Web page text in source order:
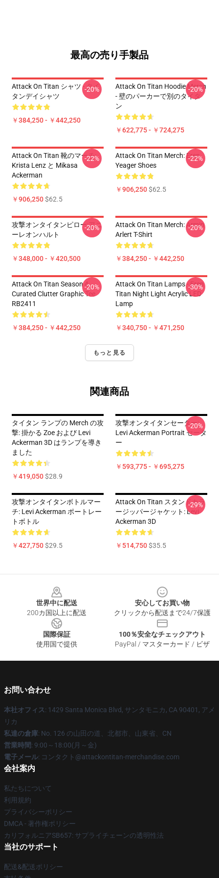
最高の売り手製品
Attack On Titan シャツ - タイ
タンデイシャツ
￥384,250 - ￥442,250
-20%
Attack On Titan Hoodie Merch
- 壁のパーカーで別のタイタ
ン
￥622,775 - ￥724,275
-20%
Attack On Titan 靴のマーチ:
Krista Lenz と Mikasa
Ackerman
￥906,250$62.5
-22%
Attack On Titan Merch: Eren
Yeager Shoes
￥906,250$62.5
-22%
攻撃オンタイタンピロー:アニ
ーレオンハルト
￥348,000 - ￥420,500
-20%
Attack On Titan Merch: Armin
Arlert T-Shirt
￥384,250 - ￥442,250
-20%
Attack On Titan Season 4
Curated Clutter Graphic Tee
RB2411
￥384,250 - ￥442,250
-20%
Attack On Titan Lamps - Eren
Titan Night Light Acrylic LED
Lamp
￥340,750 - ￥471,250
-30%
もっと見る
関連商品
タイタン ランプの Merch の攻
撃: 掛かる Zoe および Levi
Ackerman 3D はランプを導き
ました
￥419,050$28.9
攻撃オンタイタンセーター:
Levi Ackerman Portrait セータ
ー
￥593,775 - ￥695,275
-20%
攻撃オンタイタンボトルマー
チ: Levi Ackerman ポートレー
トボトル
￥427,750$29.5
Attack On Titan スタンドカラ
ージッパージャケット: Levi
Ackerman 3D
￥514,750$35.5
-29%
世界中に配送
200カ国以上に配送
安心してお買い物
クリックから配送まで24/7保護
国際保証
使用国で提供
100％安全なチェックアウト
PayPal / マスターカード / ビザ
お問い合わせ
本社オフィス: 1429 Santa Monica Blvd, サンタモニカ, CA 90401, アメ
リカ
私達の倉庫: No. 126 の山田の道、北都市、山東省、CN
営業時間: 9:00～18:00(月～金)
電子メール: コンタクト@attackontitan-merchandise.com
会社案内
私たちについて
利用規約
プライバシーポリシー
DMCA - 著作権ポリシー
カリフォルニアSB657: サプライチェーンの透明性法
当社のサポート
配送&配送ポリシー